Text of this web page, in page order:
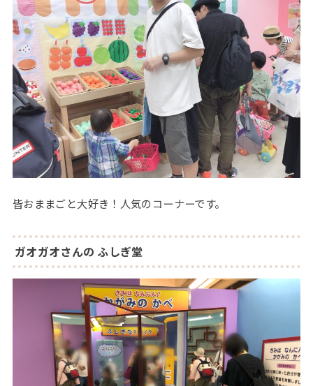
皆おままごと大好き！人気のコーナーです。
ガオガオさんの ふしぎ堂